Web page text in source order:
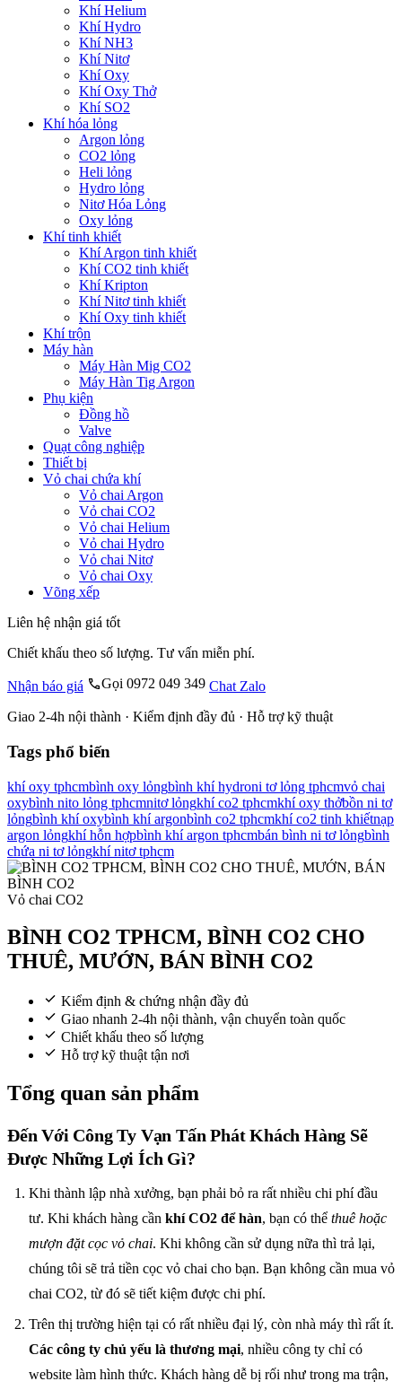
Khí Helium
Khí Hydro
Khí NH3
Khí Nitơ
Khí Oxy
Khí Oxy Thở
Khí SO2
Khí hóa lỏng
Argon lỏng
CO2 lỏng
Heli lỏng
Hydro lỏng
Nitơ Hóa Lỏng
Oxy lỏng
Khí tinh khiết
Khí Argon tinh khiết
Khí CO2 tinh khiết
Khí Kripton
Khí Nitơ tinh khiết
Khí Oxy tinh khiết
Khí trộn
Máy hàn
Máy Hàn Mig CO2
Máy Hàn Tig Argon
Phụ kiện
Đồng hồ
Valve
Quạt công nghiệp
Thiết bị
Vỏ chai chứa khí
Vỏ chai Argon
Vỏ chai CO2
Vỏ chai Helium
Vỏ chai Hydro
Vỏ chai Nitơ
Vỏ chai Oxy
Võng xếp
Liên hệ nhận giá tốt
Chiết khấu theo số lượng. Tư vấn miễn phí.
Nhận báo giá Gọi 0972 049 349 Chat Zalo
Giao 2-4h nội thành · Kiểm định đầy đủ · Hỗ trợ kỹ thuật
Tags phổ biến
khí oxy tphcmbình oxy lỏngbình khí hydroni tơ lỏng tphcmvỏ chai
oxybình nito lỏng tphcmnitơ lỏngkhí co2 tphcmkhí oxy thởbồn ni tơ
lỏngbình khí oxybình khí argonbình co2 tphcmkhí co2 tinh khiếtnạp
argon lỏngkhí hỗn hợpbình khí argon tphcmbán bình ni tơ lỏngbình
chứa ni tơ lỏngkhí nitơ tphcm
Vỏ chai CO2
BÌNH CO2 TPHCM, BÌNH CO2 CHO
THUÊ, MƯỚN, BÁN BÌNH CO2
Kiểm định & chứng nhận đầy đủ
Giao nhanh 2-4h nội thành, vận chuyển toàn quốc
Chiết khấu theo số lượng
Hỗ trợ kỹ thuật tận nơi
Tổng quan sản phẩm
Đến Với Công Ty Vạn Tấn Phát Khách Hàng Sẽ
Được Những Lợi Ích Gì?
Khi thành lập nhà xưởng, bạn phải bỏ ra rất nhiều chi phí đầu
tư. Khi khách hàng cần khí CO2 để hàn, bạn có thể thuê hoặc
mượn đặt cọc vỏ chai. Khi không cần sử dụng nữa thì trả lại,
chúng tôi sẽ trả tiền cọc vỏ chai cho bạn. Bạn không cần mua vỏ
chai CO2, từ đó sẽ tiết kiệm được chi phí.
Trên thị trường hiện tại có rất nhiều đại lý, còn nhà máy thì rất ít.
Các công ty chủ yếu là thương mại, nhiều công ty chỉ có
website làm hình thức. Khách hàng dễ bị rối như trong ma trận,